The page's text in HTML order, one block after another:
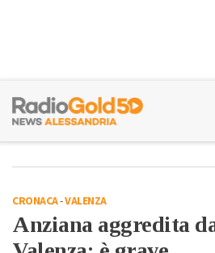
CRONACA-VALENZA
Anziana aggredita